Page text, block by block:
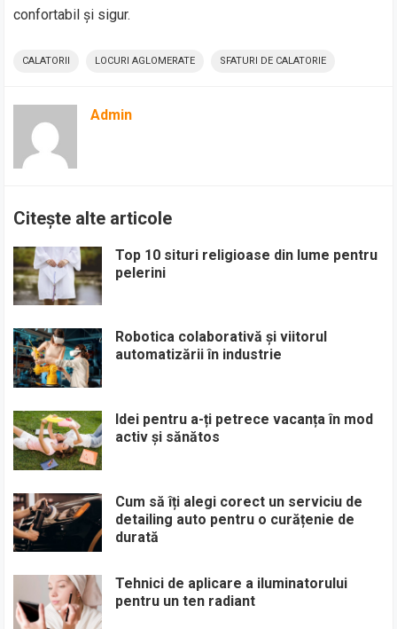
confortabil și sigur.
CALATORII LOCURI AGLOMERATE SFATURI DE CALATORIE
Admin
Citește alte articole
Top 10 situri religioase din lume pentru
pelerini
Robotica colaborativă și viitorul
automatizării în industrie
Idei pentru a-ți petrece vacanța în mod
activ și sănătos
Cum să îți alegi corect un serviciu de
detailing auto pentru o curățenie de
durată
Tehnici de aplicare a iluminatorului
pentru un ten radiant